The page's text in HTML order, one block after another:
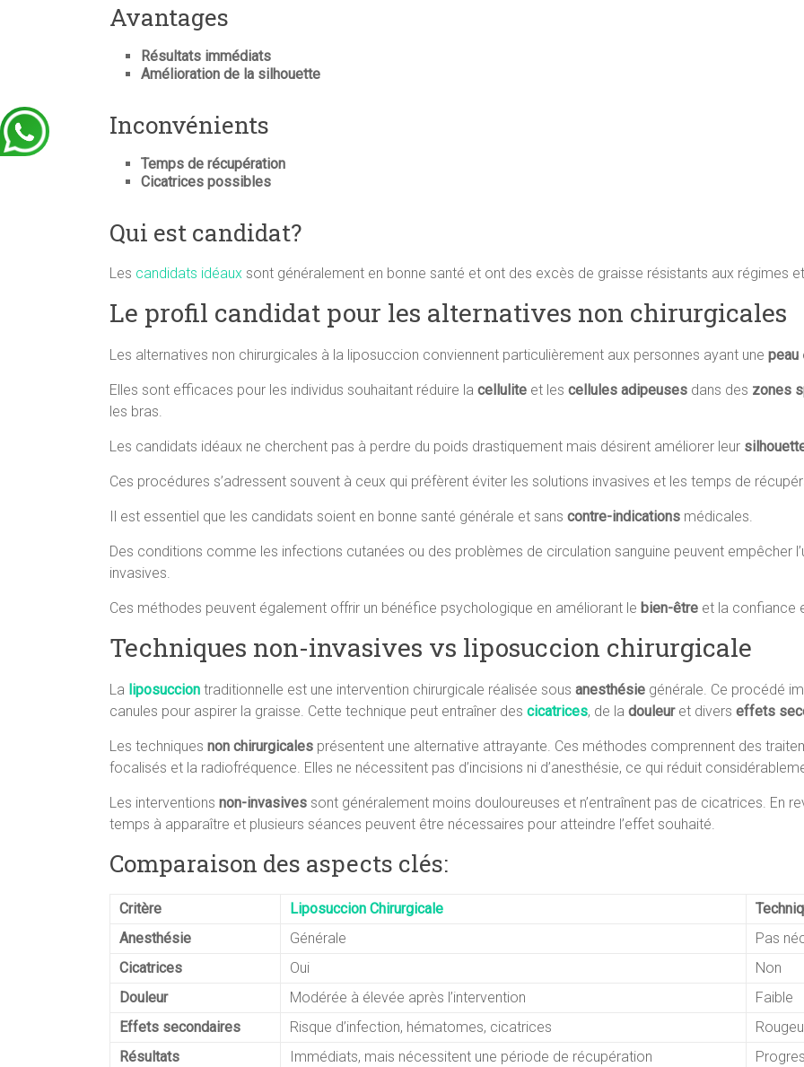
Avantages
Résultats immédiats
Amélioration de la silhouette
Inconvénients
Temps de récupération
Cicatrices possibles
Qui est candidat?
Les candidats idéaux sont généralement en bonne santé et ont des excès de graisse résistants aux régimes
Le profil candidat pour les alternatives non chirurgicales
Les alternatives non chirurgicales à la liposuccion conviennent particulièrement aux personnes ayant une peau
Elles sont efficaces pour les individus souhaitant réduire la cellulite et les cellules adipeuses dans des zones
les bras.
Les candidats idéaux ne cherchent pas à perdre du poids drastiquement mais désirent améliorer leur
Ces procédures s’adressent souvent à ceux qui préfèrent éviter les solutions invasives et les temps de
Il est essentiel que les candidats soient en bonne santé générale et sans contre-indications médicales.
Des conditions comme les infections cutanées ou des problèmes de circulation sanguine peuvent empêcher
invasives.
Ces méthodes peuvent également offrir un bénéfice psychologique en améliorant le bien-être et la confiance
Techniques non-invasives vs liposuccion chirurgicale
La liposuccion traditionnelle est une intervention chirurgicale réalisée sous anesthésie générale. Ce procédé
canules pour aspirer la graisse. Cette technique peut entraîner des cicatrices, de la douleuret divers effets
Les techniques non chirurgicales présentent une alternative attrayante. Ces méthodes comprennent des
focalisés et la radiofréquence. Elles ne nécessitent pas d’incisions ni d’anesthésie, ce qui réduit
Les interventions non-invasives sont généralement moins douloureuses et n’entraînent pas de cicatrices. En
temps à apparaître et plusieurs séances peuvent être nécessaires pour atteindre l’effet souhaité.
Comparaison des aspects clés:
Critère Liposuccion Chirurgicale
Anesthésie
Générale
Pas
Cicatrices
Oui
Non
Douleur
Modérée à élevée après l’intervention
Faible
Effets secondaires
Risque d’infection, hématomes, cicatrices
Résultats
Immédiats, mais nécessitent une période de récupération